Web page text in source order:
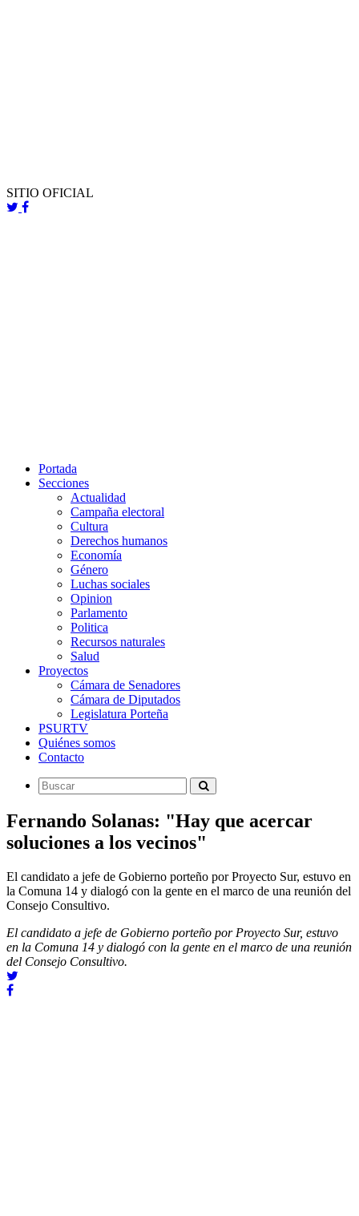
SITIO OFICIAL
Portada
Secciones
Actualidad
Campaña electoral
Cultura
Derechos humanos
Economía
Género
Luchas sociales
Opinion
Parlamento
Politica
Recursos naturales
Salud
Proyectos
Cámara de Senadores
Cámara de Diputados
Legislatura Porteña
PSURTV
Quiénes somos
Contacto
Fernando Solanas: "Hay que acercar
soluciones a los vecinos"
El candidato a jefe de Gobierno porteño por Proyecto Sur, estuvo en
la Comuna 14 y dialogó con la gente en el marco de una reunión del
Consejo Consultivo.
El candidato a jefe de Gobierno porteño por Proyecto Sur, estuvo
en la Comuna 14 y dialogó con la gente en el marco de una reunión
del Consejo Consultivo.